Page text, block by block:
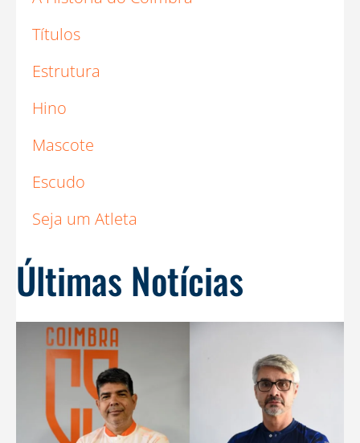
Títulos
Estrutura
Hino
Mascote
Escudo
Seja um Atleta
Últimas Notícias